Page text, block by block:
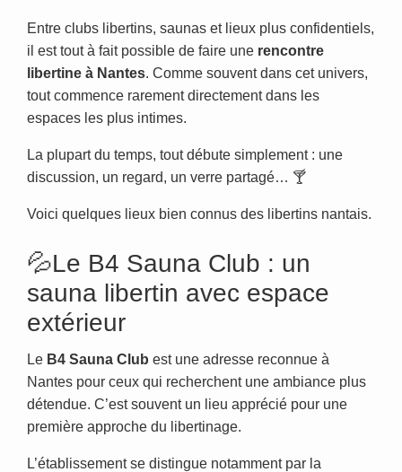
Entre clubs libertins, saunas et lieux plus confidentiels,
il est tout à fait possible de faire une rencontre
libertine à Nantes. Comme souvent dans cet univers,
tout commence rarement directement dans les
espaces les plus intimes.
La plupart du temps, tout débute simplement : une
discussion, un regard, un verre partagé… 🍸
Voici quelques lieux bien connus des libertins nantais.
💦Le B4 Sauna Club : un
sauna libertin avec espace
extérieur
Le B4 Sauna Club est une adresse reconnue à
Nantes pour ceux qui recherchent une ambiance plus
détendue. C’est souvent un lieu apprécié pour une
première approche du libertinage.
L’établissement se distingue notamment par la